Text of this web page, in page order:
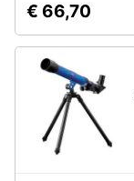
Libri,
cd
e
Festività
e
ricorrenze
€ 66,70